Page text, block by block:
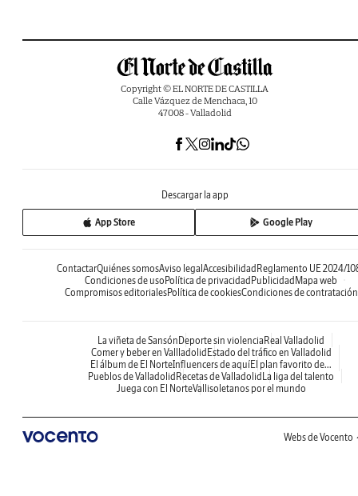
Copyright © EL NORTE DE CASTILLA
Calle Vázquez de Menchaca, 10
47008 - Valladolid
Descargar la app
App Store Google Play
ContactarQuiénes somosAviso legalAccesibilidadReglamento UE 2024/
Condiciones de usoPolítica de privacidadPublicidadMapa web
Compromisos editorialesPolítica de cookiesCondiciones de contratación
La viñeta de SansónDeporte sin violenciaReal Valladolid
Comer y beber en VallladolidEstado del tráfico en Valladolid
El álbum de El NorteInfluencers de aquíEl plan favorito de...
Pueblos de ValladolidRecetas de ValladolidLa liga del talento
Juega con El NorteVallisoletanos por el mundo
Webs de Vocento